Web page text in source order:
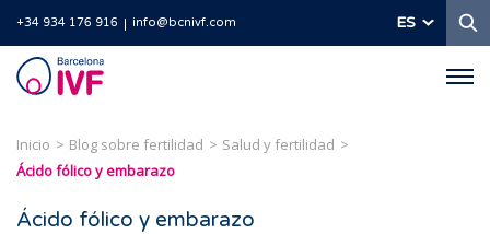
+34 934 176 916 info@bcnivf.com ES
Barcelona
IVF
Inicio Blog sobre fertilidad
Salud y fertilidad
Ácido fólico y embarazo
Ácido fólico y embarazo